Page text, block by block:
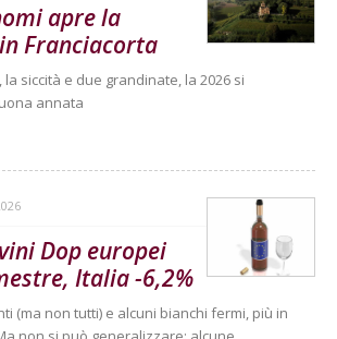
apre la
Franciacorta
siccità e due grandinate, la 2026 si
annata
Dop europei
Italia -6,2%
(ma non tutti) e alcuni bianchi fermi, più in